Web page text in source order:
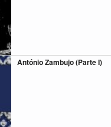
António Zambujo (Parte I)